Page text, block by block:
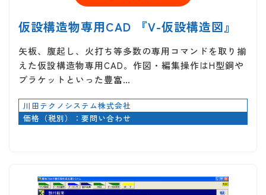
仮設構造物専用CAD 『V-仮設構造図』
矢板、腹起し、火打ち等多数の専用コマンドを取り揃
えた仮設構造物専用CAD。作図・編集操作はH型鋼や
ブラケットといった豊富…
川田テクノシステム株式会社
価格（税別）：要問い合わせ